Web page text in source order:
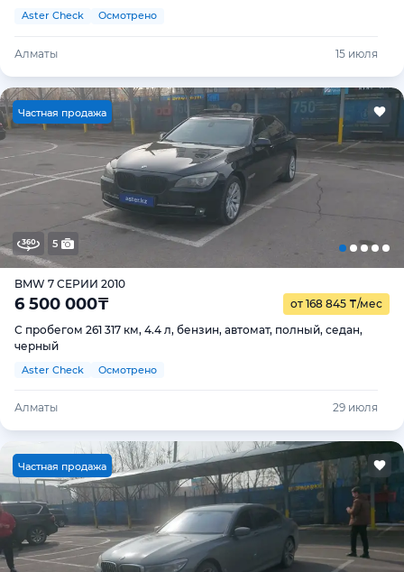
Aster Check Осмотрено
Алматы 15 июля
Частная продажа
5
BMW 7 СЕРИИ 2010
6 500 000₸ от 168 845 ₸/мес
С пробегом 261 317 км, 4.4 л, бензин, автомат, полный, седан,
черный
Aster Check Осмотрено
Алматы 29 июля
Частная продажа